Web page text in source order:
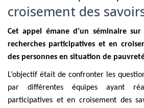
croisement des
Cet appel émane d’un séminaire sur
recherches participatives et en
des personnes en situation de
L’objectif était de confronter les
par différentes équipes ayant
participatives et en croisement des